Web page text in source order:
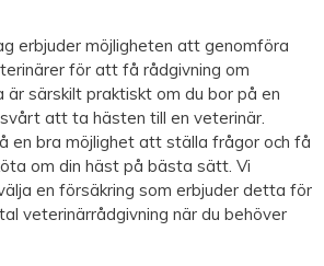
erbjuder möjligheten att genomföra
för att få rådgivning om
särskilt praktiskt om du bor på en
att ta hästen till en veterinär.
en bra möjlighet att ställa frågor och få
om din häst på bästa sätt. Vi
en försäkring som erbjuder detta för
veterinärrådgivning när du behöver